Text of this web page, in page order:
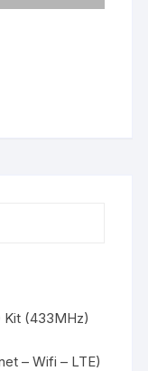
Kit (433MHz)
– Wifi – LTE)